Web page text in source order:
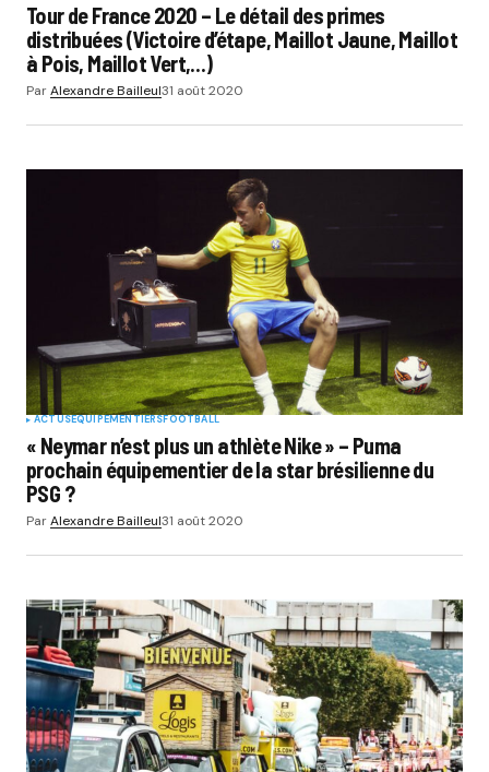
Tour de France 2020 – Le détail des primes
distribuées (Victoire d’étape, Maillot Jaune, Maillot
à Pois, Maillot Vert,…)
ParAlexandre Bailleul31 août 2020
ACTUSEQUIPEMENTIERSFOOTBALL
« Neymar n’est plus un athlète Nike » – Puma
prochain équipementier de la star brésilienne du
PSG ?
ParAlexandre Bailleul31 août 2020